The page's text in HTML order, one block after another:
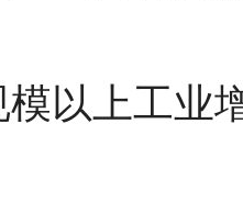
以上工业